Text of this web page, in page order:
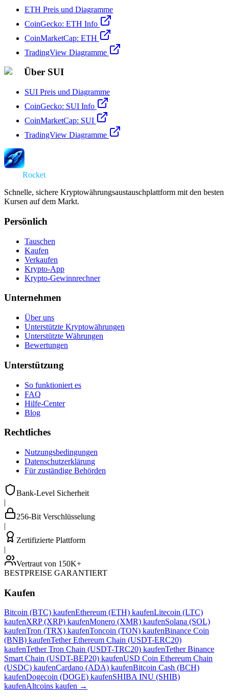
ETH Preis und Diagramme
CoinGecko: ETH Info
CoinMarketCap: ETH
TradingView Diagramme
Über SUI
SUI Preis und Diagramme
CoinGecko: SUI Info
CoinMarketCap: SUI
TradingView Diagramme
Rocket
Schnelle, sichere Kryptowährungsaustauschplattform mit den besten
Kursen auf dem Markt.
Persönlich
Tauschen
Kaufen
Verkaufen
Krypto-App
Krypto-Gewinnrechner
Unternehmen
Über uns
Unterstützte Kryptowährungen
Unterstützte Währungen
Bewertungen
Unterstützung
So funktioniert es
FAQ
Hilfe-Center
Blog
Rechtliches
Nutzungsbedingungen
Datenschutzerklärung
Für zuständige Behörden
Bank-Level Sicherheit
|
256-Bit Verschlüsselung
|
Zertifizierte Plattform
|
Vertraut von 150K+
BESTPREISE GARANTIERT
Kaufen
Bitcoin (BTC) kaufenEthereum (ETH) kaufenLitecoin (LTC)
kaufenXRP (XRP) kaufenMonero (XMR) kaufenSolana (SOL)
kaufenTron (TRX) kaufenToncoin (TON) kaufenBinance Coin
(BNB) kaufenTether Ethereum Chain (USDT-ERC20)
kaufenTether Tron Chain (USDT-TRC20) kaufenTether Binance
Smart Chain (USDT-BEP20) kaufenUSD Coin Ethereum Chain
(USDC) kaufenCardano (ADA) kaufenBitcoin Cash (BCH)
kaufenDogecoin (DOGE) kaufenSHIBA INU (SHIB)
kaufenAltcoins kaufen →